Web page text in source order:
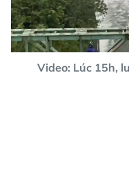
Video: Lúc 15h,